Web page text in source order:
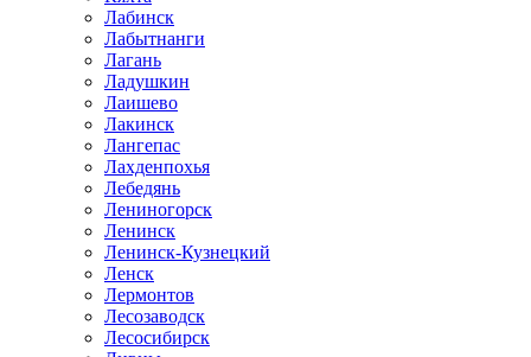
Лабинск
Лабытнанги
Лагань
Ладушкин
Лаишево
Лакинск
Лангепас
Лахденпохья
Лебедянь
Лениногорск
Ленинск
Ленинск-Кузнецкий
Ленск
Лермонтов
Лесозаводск
Лесосибирск